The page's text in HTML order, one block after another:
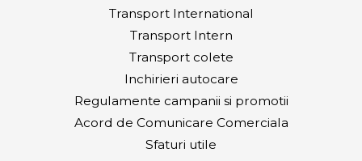
Firma de transport persoane - Noutati
Sugestii si reclamatii
Contact
Informatii Covid-19